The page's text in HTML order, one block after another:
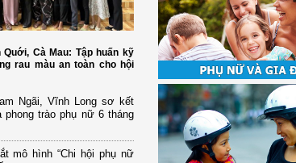
Quới, Cà Mau: Tập huấn kỹ
rau màu an toàn cho hội
Ngãi, Vĩnh Long sơ kết
phong trào phụ nữ 6 tháng
mô hình “Chi hội phụ nữ